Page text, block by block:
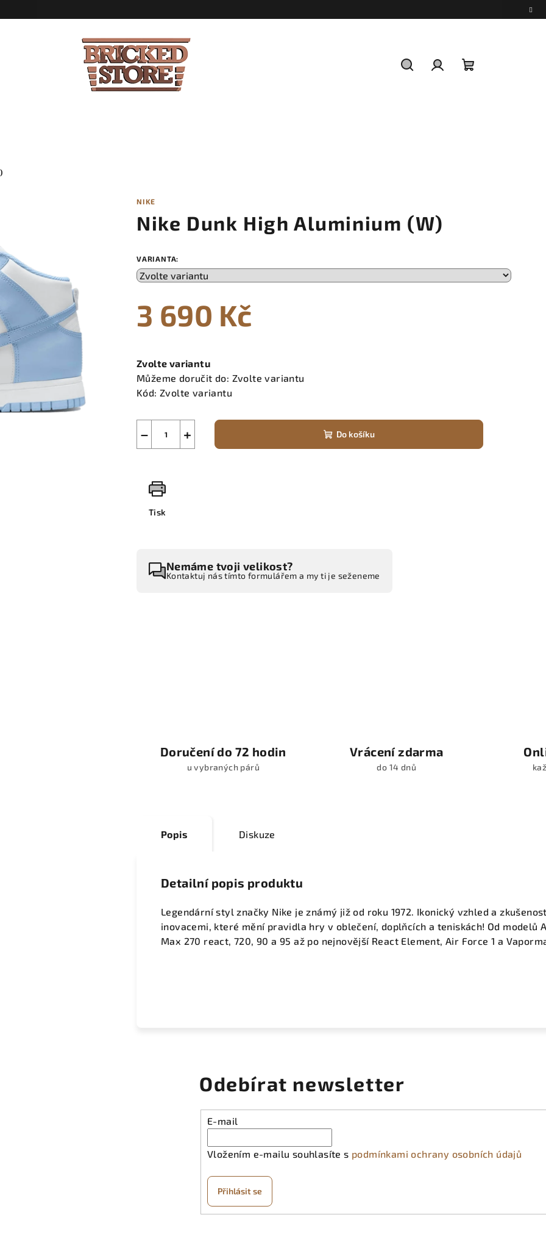
NIKE
Nike Dunk High Aluminium (W)
VARIANTA:
3 690 Kč
cena:
Zvolte variantu
Můžeme doručit do: Zvolte variantu
Kód: Zvolte variantu
+
− Do košíku
Tisk
Nemáme tvoji velikost?
Kontaktuj nás tímto formulářem a my ti je seženeme
Doručení do 72 hodin
u vybraných párů
Vrácení zdarma
do 14 dnů
Popis Diskuze
Detailní popis produktu
Legendární styl značky Nike je známý již od roku 1972. Ikonický vzhled a
inovacemi, které mění pravidla hry v oblečení, doplňcích a teniskách! Od modelů
Max 270 react, 720, 90 a 95 až po nejnovější React Element, Air Force 1 a
Odebírat newsletter
E-mail
Vložením e-mailu souhlasíte s podmínkami ochrany osobních údajů
Přihlásit se